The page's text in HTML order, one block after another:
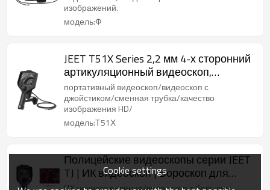
изображений.
модель:Ф
JEET T51X Series 2,2 мм 4-х сторонний
артикуляционный видеоскоп,
видеоскоп с джойстиком, камера для
осмотра трубопровода, бороскоп для
удаленного визуального осмотра
портативный видеоскоп/видеоскоп с
джойстиком/сменная трубка/качество
изображения HD/
модель:Т51Х
Полицейские видеоскопы серии JEET
TJ | ИК видеоскоп | Бороскоп для
удаленного визуального контроля
Cookie settings